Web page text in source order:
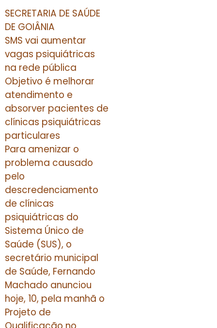
SECRETARIA DE SAÚDE
DE GOIÂNIA
SMS vai aumentar
vagas psiquiátricas
na rede pública
Objetivo é melhorar
atendimento e
absorver pacientes de
clínicas psiquiátricas
particulares
Para amenizar o
problema causado
pelo
descredenciamento
de clínicas
psiquiátricas do
Sistema Único de
Saúde (SUS), o
secretário municipal
de Saúde, Fernando
Machado anunciou
hoje, 10, pela manhã o
Projeto de